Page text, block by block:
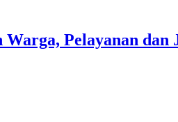
Pelayanan